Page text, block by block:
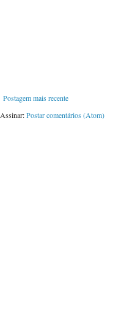
Postagem mais recente
Assinar:Postar comentários (Atom)